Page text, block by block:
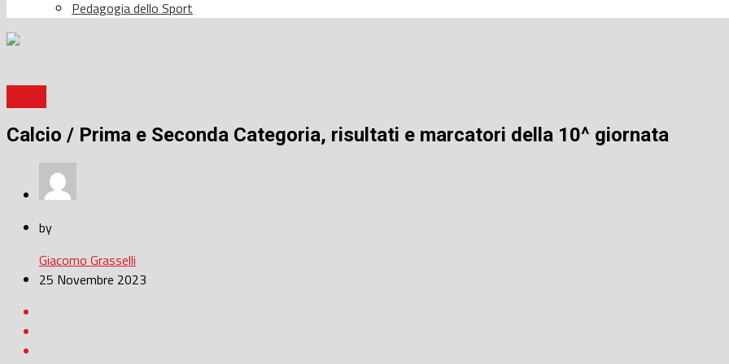
Pedagogia dello Sport
Calcio / Prima e Seconda Categoria, risultati e marcatori della 10^ giornata
by
Giacomo Grasselli
25 Novembre 2023